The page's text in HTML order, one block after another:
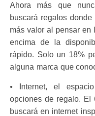
Ahora más que
buscará regalos
más valor al pensar en
encima de la
rápido. Solo un 18%
alguna marca que
• Internet, el
opciones de regalo. El
buscará en internet